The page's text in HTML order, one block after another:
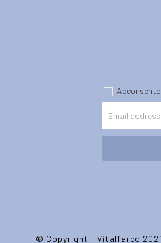
© Copyright - Vitalfarco 2021